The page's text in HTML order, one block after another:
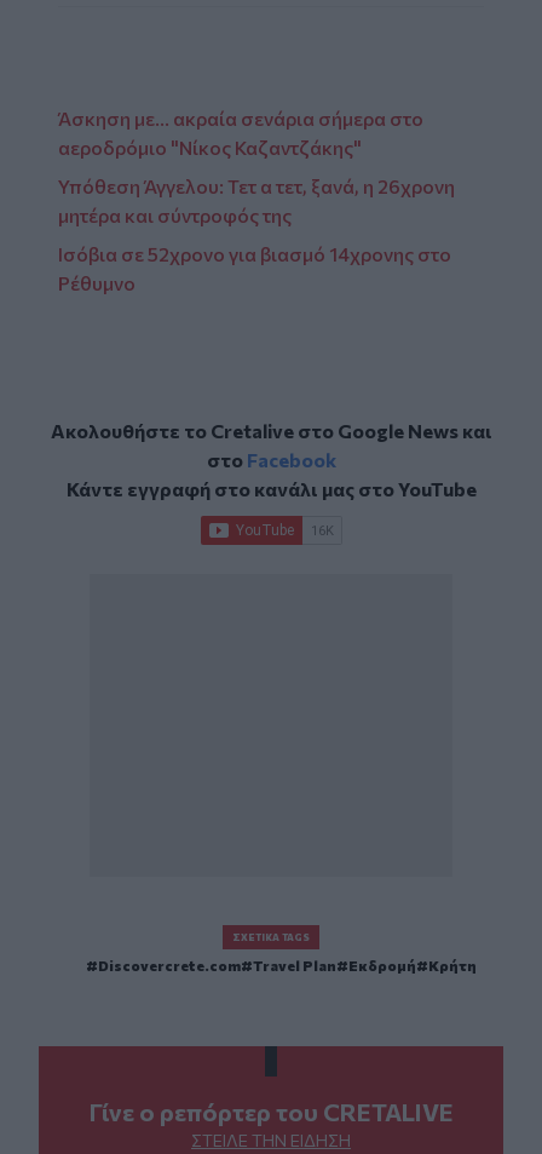
Άσκηση με... ακραία σενάρια σήμερα στο
αεροδρόμιο "Νίκος Καζαντζάκης"
Υπόθεση Άγγελου: Τετ α τετ, ξανά, η 26χρονη
μητέρα και σύντροφός της
Ισόβια σε 52χρονο για βιασμό 14χρονης στο
Ρέθυμνο
Ακολουθήστε το Cretalive στο Google Newsκαι
στο Facebook
Κάντε εγγραφή στο κανάλι μας στοYouTube
ΣΧΕΤΙΚΆ TAGS
Discovercrete.com Travel Plan Εκδρομή Κρήτη
Γίνε ο ρεπόρτερ του CRETALIVE
ΣΤΕΊΛΕ ΤΗΝ ΕΊΔΗΣΗ